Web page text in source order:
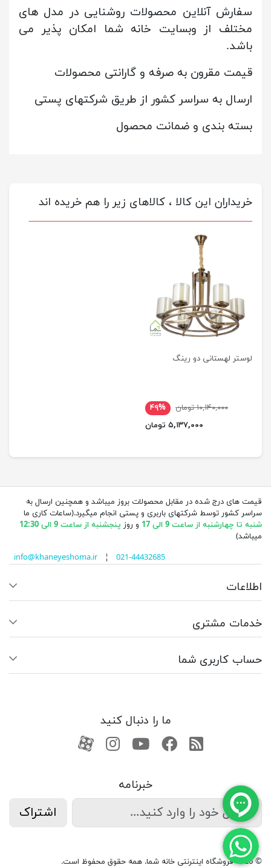
سفارش آنلاین محصولات روشنایی در مدل های
مختلف از وبسایت خانه شما امکان پذیر می
باشد.
قیمت مقرون به صرفه و گارانتی محصولات
ارسال به سراسر کشور از طریق شرکتهای پستی
بسته بندی و ضمانت محصول
خریداران این کالا ، کالاهای زیر را هم خریده اند
لوستر لهستانی دو رینگ
۱۰,۱۴۰,۰۰۰ تومان
۴۹%
۵,۱۳۷,۰۰۰ تومان
قیمت های درج شده در مقابل محصولات بروز میباشد و همچنین ارسال به
سراسر کشور توسط شرکتهای باربری و پستی انجام میگیرد.(ساعات کاری ما
شنبه تا چهارشنبه از ساعت 9 الی 17
و روز پنجشنبه از ساعت 9 الی 12:30
میباشد)
info@khaneyeshoma.ir¦ 021-44432685
اطلاعات
خدمات مشتری
حساب کاربری شما
ما را دنبال کنید
RSSفیسبوکیوتیوبکانال آپارات
کانال آپارات
خبرنامه
اشتراک
© 2026 فروشگاه اینترنتی خانه شما. همه حقوق محفوظ است.